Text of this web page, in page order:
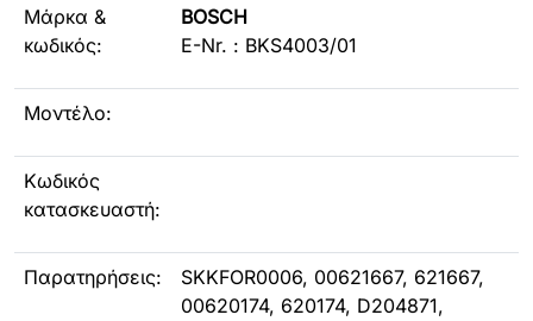
Μάρκα &
κωδικός:
BOSCH
E-Nr. : BKS4003/01
Μοντέλο:
Κωδικός
κατασκευαστή:
Παρατηρήσεις: SKKFOR0006, 00621667, 621667,
00620174, 620174, D204871,